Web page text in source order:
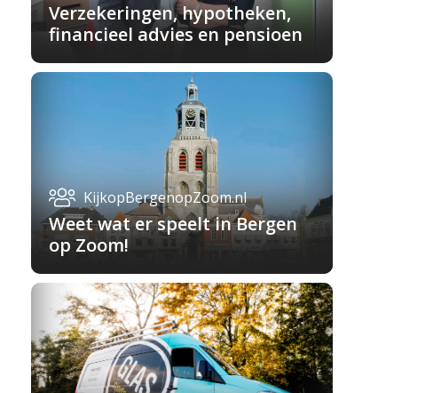
Verzekeringen, hypotheken,
financieel advies en pensioen
KijkopBergenopZoom.nl
Weet wat er speelt in Bergen
op Zoom!